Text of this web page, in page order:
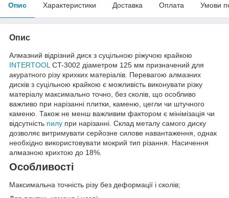
Опис Характеристики Доставка Оплата Умови
Опис
Алмазний відрізний диск з суцільною ріжучою крайкою
INTERTOOL CT-3002 діаметром 125 мм призначений для
акуратного різу крихких матеріалів. Перевагою алмазних
дисків з суцільною крайкою є можливість виконувати різку
матеріалу максимально точно, без сколів, що особливо
важливо при нарізанні плитки, каменю, цегли чи штучного
каменю. Також не менш важливим фактором є мінімізація чи
відсутність пилу при нарізанні. Склад металу самого диску
дозволяє витримувати серйозне силове навантаження, однак
необхідно використовувати мокрий тип різання. Насичення
алмазною крихтою до 18%.
Особливості
Максимальна точність різу без деформації і сколів;